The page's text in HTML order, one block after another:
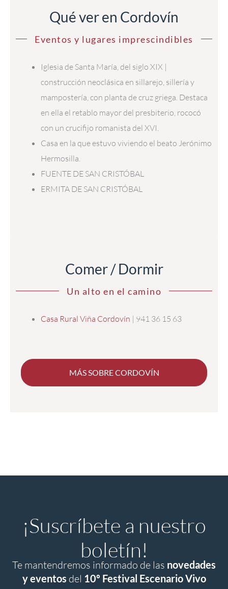
Qué ver en Cordovín
Eventos y lugares imprescindibles
Iglesia de Santa María, del siglo XIX |
construcción neoclásica en sillarejo, sillería y
mampostería, con planta de cruz griega. Destaca
en ella el retablo mayor del presbiterio, rococó
con un crucifijo romanista del XVI.
Casa en la que estuvo viviendo el beato Jerónimo
Hermosilla.
FUENTE DE SAN CRISTÓBAL
ERMITA DE SAN CRISTÓBAL
Comer / Dormir
Un alto en el camino
Casa Rural Viña Cordovín | 941 36 15 63
MÁS SOBRE CORDOVÍN
¡Suscríbete a nuestro
boletín!
Te mantendremos informado de las novedades
y eventos del 10º Festival Escenario Vivo